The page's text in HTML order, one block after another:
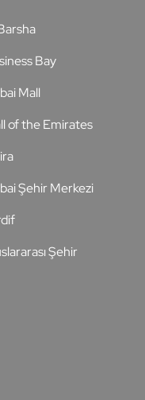
Bay
Mall
of the Emirates
Şehir Merkezi
Şehir